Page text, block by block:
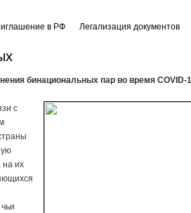
в РФ Легализация документов
бинациональных пар во время COVID-
с
на их